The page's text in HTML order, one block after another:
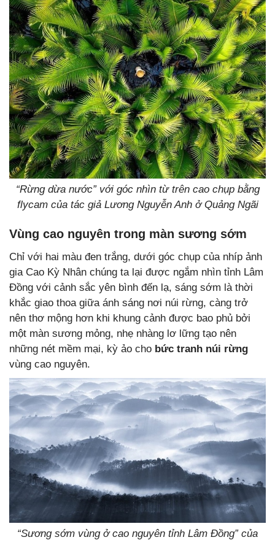
“Rừng dừa nước” với góc nhìn từ trên cao chụp bằng
flycam của tác giả Lương Nguyễn Anh ở Quảng Ngãi
Vùng cao nguyên trong màn sương sớm
Chỉ với hai màu đen trắng, dưới góc chụp của nhíp ảnh
gia Cao Kỳ Nhân chúng ta lại được ngắm nhìn tỉnh Lâm
Đồng với cảnh sắc yên bình đến lạ, sáng sớm là thời
khắc giao thoa giữa ánh sáng nơi núi rừng, càng trở
nên thơ mộng hơn khi khung cảnh được bao phủ bởi
một màn sương mỏng, nhẹ nhàng lơ lững tạo nên
những nét mềm mại, kỳ ảo cho bức tranh núi rừng
vùng cao nguyên.
“Sương sớm vùng ở cao nguyên tỉnh Lâm Đồng” của